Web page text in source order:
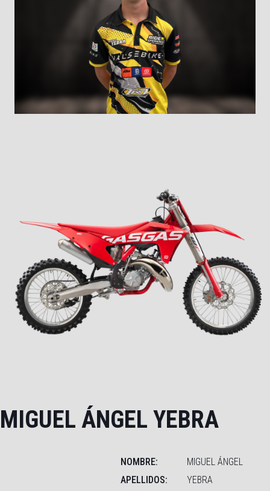
MIGUEL ÁNGEL YEBRA
NOMBRE:
MIGUEL ÁNGEL
APELLIDOS:
YEBRA